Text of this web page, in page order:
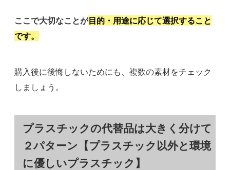
ここで大切なことが目的・用途に応じて選択すること
です。
購入後に後悔しないためにも、複数の素材をチェック
しましょう。
プラスチックの代替品は大きく分けて
２パターン【プラスチック以外と環境
に優しいプラスチック】